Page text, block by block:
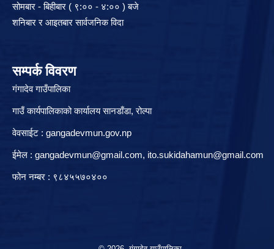
सोमबार - बिहीबार ( ९:०० - ४:०० ) बजे
शनिबार र आइतबार सार्वजनिक विदा
सम्पर्क विवरण
गंगादेव गाउँपालिका
गाउँ कार्यपालिकाको कार्यालय सानडाँडा, रो‍‍ल्पा
वेवसाईट : gangadevmun.gov.np
ईमेल : gangadevmun@gmail.com, ito.sukidahamun@gmail.com
फोन नम्बर : ९८४५५७०४००